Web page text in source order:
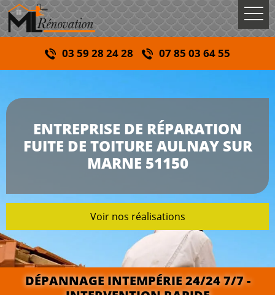
03 59 28 24 28 07 85 03 64 55
ENTREPRISE DE RÉPARATION
FUITE DE TOITURE AULNAY SUR
MARNE 51150
Voir nos réalisations
DÉPANNAGE INTEMPÉRIE 24/24 7/7 -